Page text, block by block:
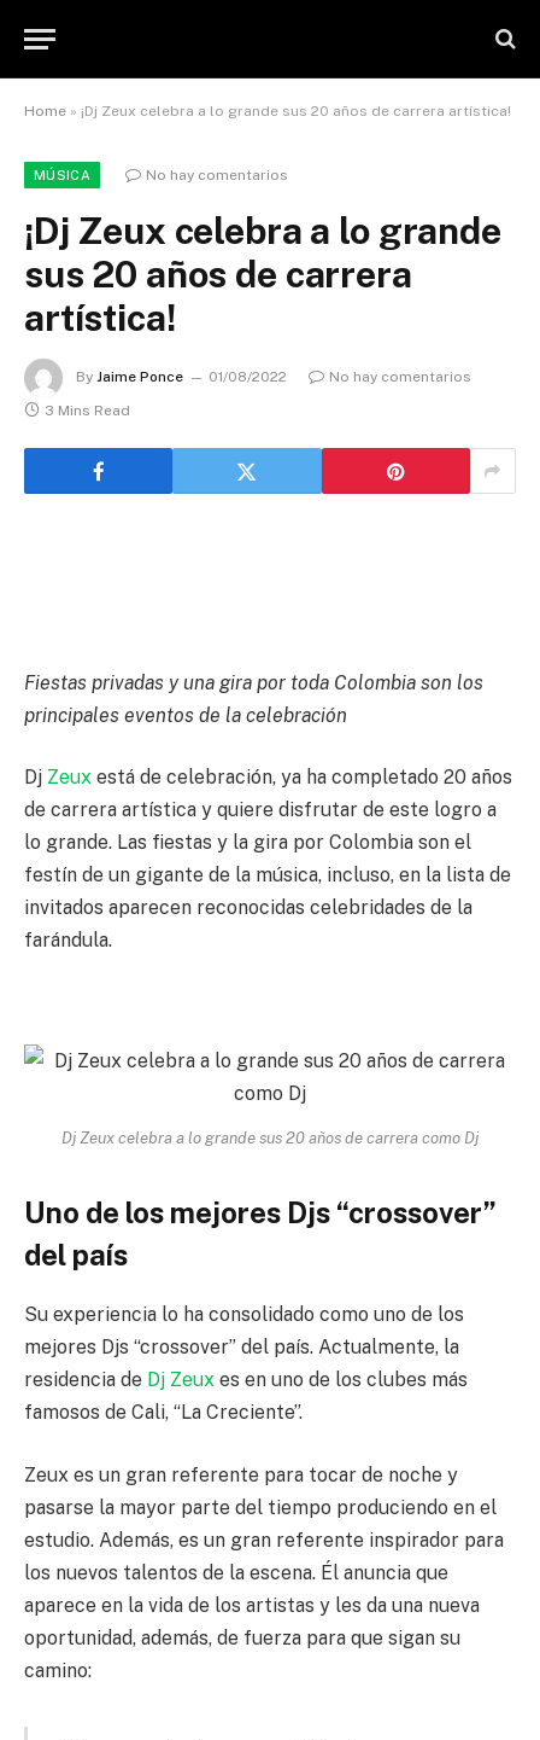
Home » ¡Dj Zeux celebra a lo grande sus 20 años de carrera artística!
MÚSICA No hay comentarios
¡Dj Zeux celebra a lo grande
sus 20 años de carrera
artística!
By Jaime Ponce 01/08/2022
No hay comentarios
3 Mins Read
Fiestas privadas y una gira por toda Colombia son los
principales eventos de la celebración
Dj Zeux está de celebración, ya ha completado 20 años
de carrera artística y quiere disfrutar de este logro a
lo grande. Las fiestas y la gira por Colombia son el
festín de un gigante de la música, incluso, en la lista de
invitados aparecen reconocidas celebridades de la
farándula.
Dj Zeux celebra a lo grande sus 20 años de carrera como Dj
Uno de los mejores Djs “crossover”
del país
Su experiencia lo ha consolidado como uno de los
mejores Djs “crossover” del país. Actualmente, la
residencia de Dj Zeux es en uno de los clubes más
famosos de Cali, “La Creciente”.
Zeux es un gran referente para tocar de noche y
pasarse la mayor parte del tiempo produciendo en el
estudio. Además, es un gran referente inspirador para
los nuevos talentos de la escena. Él anuncia que
aparece en la vida de los artistas y les da una nueva
oportunidad, además, de fuerza para que sigan su
camino: